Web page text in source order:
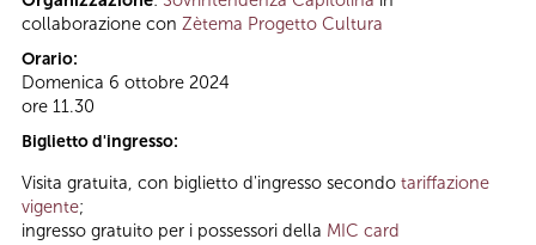
collaborazione con Zètema Progetto Cultura
Orario:
Domenica 6 ottobre 2024
ore 11.30
Biglietto d'ingresso:
Visita gratuita, con biglietto d'ingresso secondo tariffazione
vigente;
ingresso gratuito per i possessori della MIC card